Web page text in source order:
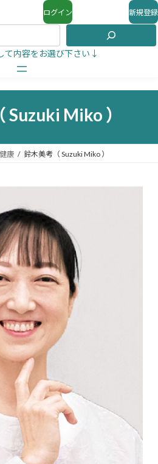
ログイン 新規登録
て内容をお選び下さい↓
Suzuki Miko ）
康 鈴木美考（ Suzuki Miko ）